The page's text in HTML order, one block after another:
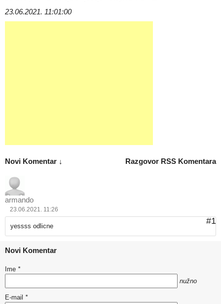
23.06.2021. 11:01:00
Razgovor RSS Komentara
Novi Komentar ↓
armando
23.06.2021. 11:26
#1
yessss odlicne
Novi Komentar
Ime *
nužno
E-mail *